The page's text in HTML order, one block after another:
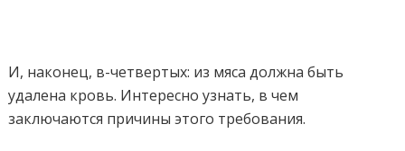
И, наконец, в-четвертых: из мяса должна быть
удалена кровь. Интересно узнать, в чем
заключаются причины этого требования.